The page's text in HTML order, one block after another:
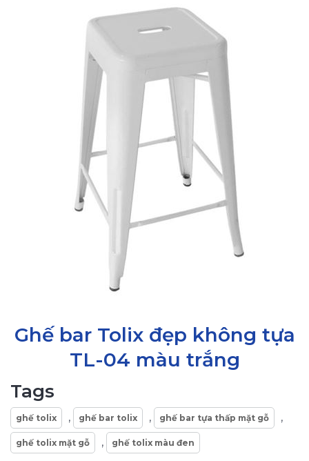
Ghế bar Tolix đẹp không tựa
TL-04 màu trắng
Tags
ghế tolix , ghế bar tolix , ghế bar tựa thấp mặt gỗ ,
ghế tolix mặt gỗ , ghế tolix màu đen